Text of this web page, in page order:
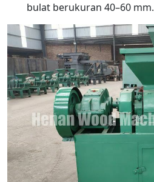
bulat berukuran 40–60 mm.